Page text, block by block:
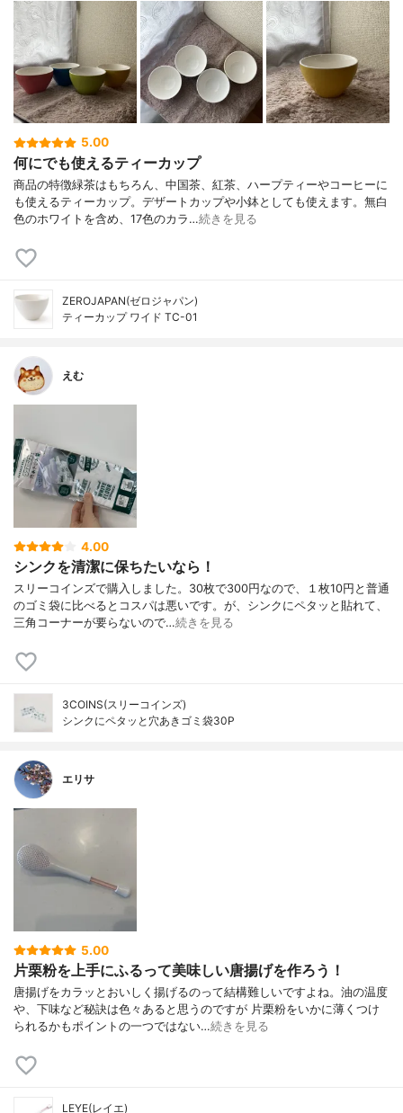
5.00
何にでも使えるティーカップ
商品の特徴緑茶はもちろん、中国茶、紅茶、ハープティーやコーヒーに
も使えるティーカップ。デザートカップや小鉢としても使えます。無白
色のホワイトを含め、17色のカラ…続きを見る
ZEROJAPAN(ゼロジャパン)
ティーカップ ワイド TC-01
えむ
4.00
シンクを清潔に保ちたいなら！
スリーコインズで購入しました。30枚で300円なので、１枚10円と普通
のゴミ袋に比べるとコスパは悪いです。が、シンクにペタッと貼れて、
三角コーナーが要らないので…続きを見る
3COINS(スリーコインズ)
シンクにペタッと穴あきゴミ袋30P
エリサ
5.00
片栗粉を上手にふるって美味しい唐揚げを作ろう！
唐揚げをカラッとおいしく揚げるのって結構難しいですよね。油の温度
や、下味など秘訣は色々あると思うのですが 片栗粉をいかに薄くつけ
られるかもポイントの一つではない…続きを見る
LEYE(レイエ)